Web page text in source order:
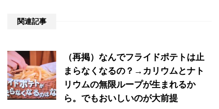
関連記事
（再掲）なんでフライドポテトは止
まらなくなるの？→カリウムとナト
リウムの無限ループが生まれるか
ら。でもおいしいのが大前提